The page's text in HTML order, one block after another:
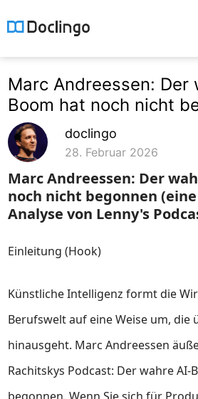
Marc Andreessen: Der
Boom hat noch nicht
doclingo
28. Februar 2026
Marc Andreessen: Der
noch nicht begonnen
Analyse von Lenny's
Einleitung (Hook)
Künstliche Intelligenz formt die
Berufswelt auf eine Weise um, die
hinausgeht. Marc Andreessen
Rachitskys Podcast: Der wahre